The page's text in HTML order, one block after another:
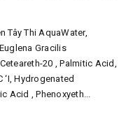
Tây Thi AquaWater,
Gracilis
20 , Palmitic Acid,
‘I, Hydrogenated
Acid , Phenoxyeth...